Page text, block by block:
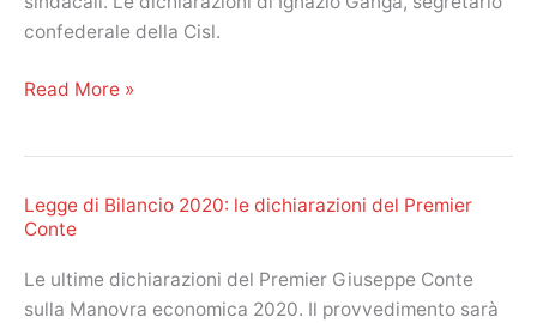
confederale della Cisl.
Riforma
il
sistema
più
equo”
Read More »
Legge di Bilancio 2020: le dichiarazioni del Premier
Conte
Le ultime dichiarazioni del Premier Giuseppe Conte
sulla Manovra economica 2020. Il provvedimento sarà